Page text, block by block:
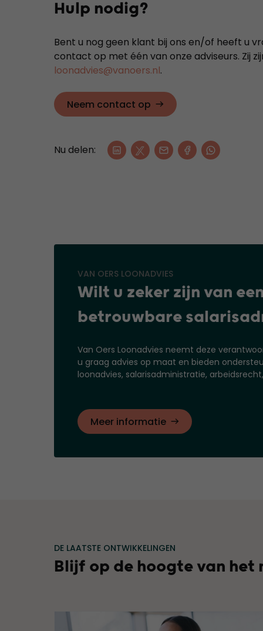
Hulp nodig?
Bent u nog geen klant bij ons en/of heeft u
contact op met één van onze adviseurs. Zij
loonadvies@vanoers.nl.
Neem contact op
Nu delen:
VAN OERS LOONADVIES
Wilt u zeker zijn van
betrouwbare
Van Oers Loonadvies neemt deze
u graag advies op maat en bieden
loonadvies, salarisadministratie,
Meer informatie
DE LAATSTE ONTWIKKELINGEN
Blijf op de hoogte van het